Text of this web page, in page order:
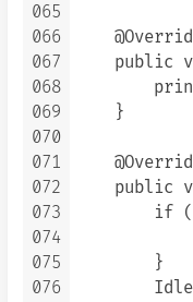
065
066
067
068
069
070
071
072
073
074
075
076
public
    }
public
if
        }